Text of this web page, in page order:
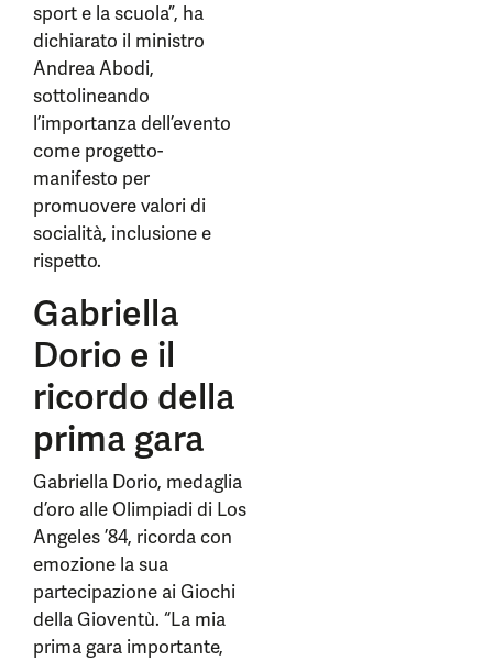
sport e la scuola”, ha
dichiarato il ministro
Andrea Abodi,
sottolineando
l’importanza dell’evento
come progetto-
manifesto per
promuovere valori di
socialità, inclusione e
rispetto.
Gabriella
Dorio e il
ricordo della
prima gara
Gabriella Dorio, medaglia
d’oro alle Olimpiadi di Los
Angeles ’84, ricorda con
emozione la sua
partecipazione ai Giochi
della Gioventù. “La mia
prima gara importante,